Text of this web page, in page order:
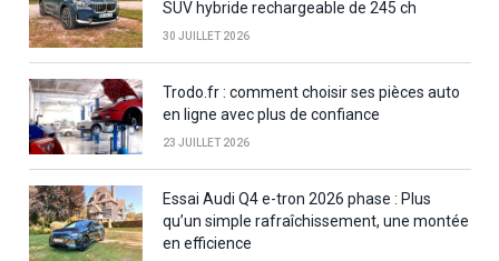
SUV hybride rechargeable de 245 ch
30 JUILLET 2026
Trodo.fr : comment choisir ses pièces auto
en ligne avec plus de confiance
23 JUILLET 2026
Essai Audi Q4 e-tron 2026 phase : Plus
qu’un simple rafraîchissement, une montée
en efficience